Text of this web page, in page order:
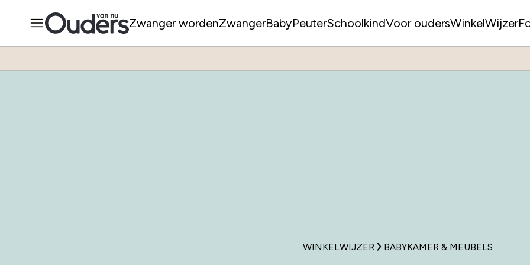
Zwanger wordenZwangerBabyPeuterSchoolkindVoor oudersWinkelWijzer
WINKELWIJZER BABYKAMER & MEUBELS